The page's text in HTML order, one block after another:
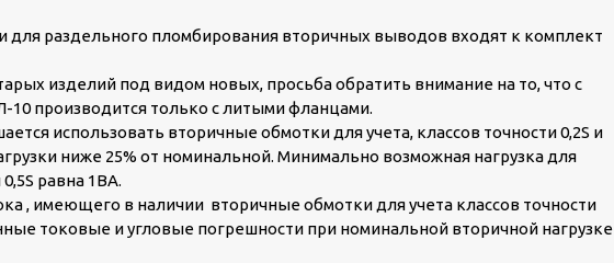
раздельного пломбирования вторичных выводов входят к комплект
изделий под видом новых, просьба обратить внимание на то, что с
10 производится только с литыми фланцами.
использовать вторичные обмотки для учета, классов точности 0,2S и
ниже 25% от номинальной. Минимально возможная нагрузка для
равна 1ВА.
, имеющего в наличии вторичные обмотки для учета классов точности
токовые и угловые погрешности при номинальной вторичной нагрузке